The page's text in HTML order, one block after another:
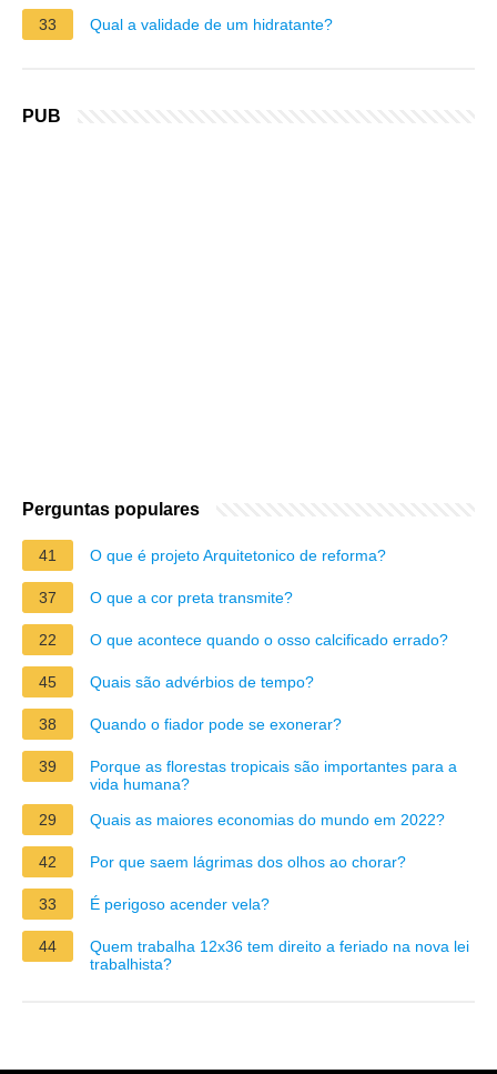
33 Qual a validade de um hidratante?
PUB
Perguntas populares
41 O que é projeto Arquitetonico de reforma?
37 O que a cor preta transmite?
22 O que acontece quando o osso calcificado errado?
45 Quais são advérbios de tempo?
38 Quando o fiador pode se exonerar?
39
Porque as florestas tropicais são importantes para a
vida humana?
29
Quais as maiores economias do mundo em 2022?
42 Por que saem lágrimas dos olhos ao chorar?
33 É perigoso acender vela?
44
Quem trabalha 12x36 tem direito a feriado na nova lei
trabalhista?